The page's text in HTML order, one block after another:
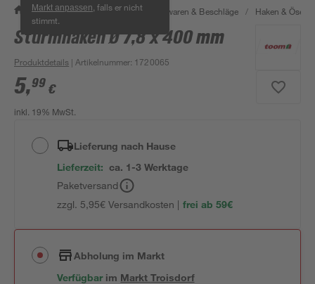
Markt anpassen , falls er nicht
stimmt.
/ Werkstatt & Maschinen / Eisenwaren & Beschläge / Haken & Ösen
Sturmhaken Ø 7,8 x 400 mm
Produktdetails | Artikelnummer: 1720065
5,99 €
inkl. 19% MwSt.
Lieferung nach Hause
Lieferzeit: ca. 1-3 Werktage
Paketversand
zzgl. 5,95€ Versandkosten | frei ab 59€
Abholung im Markt
Verfügbar im MarktTroisdorf